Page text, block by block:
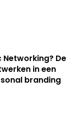
De
in een
branding